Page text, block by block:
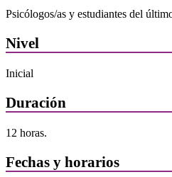
Psicólogos/as y estudiantes del
Nivel
Inicial
Duración
12 horas.
Fechas y horarios